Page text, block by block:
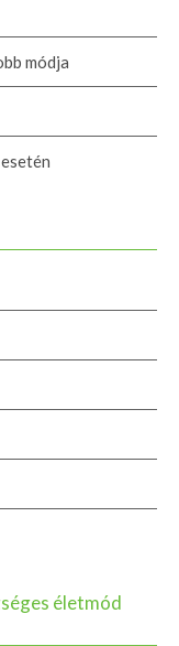
módja
életmód